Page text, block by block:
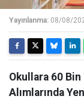
Yayınlanma: 08/08/
Okullara 60
Alımlarında